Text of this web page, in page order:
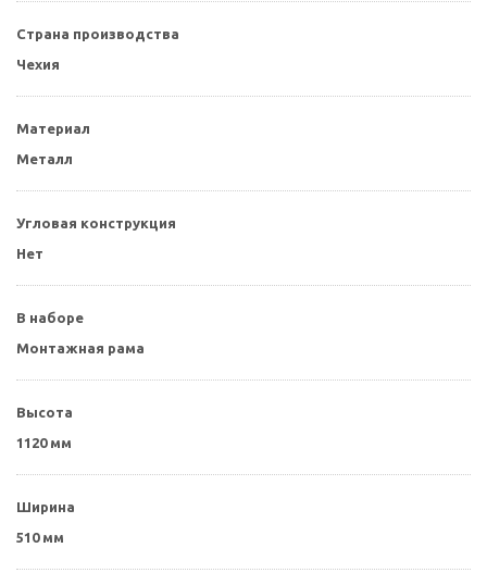
Страна производства
Чехия
Материал
Металл
Угловая конструкция
Нет
В наборе
Монтажная рама
Высота
1120 мм
Ширина
510 мм